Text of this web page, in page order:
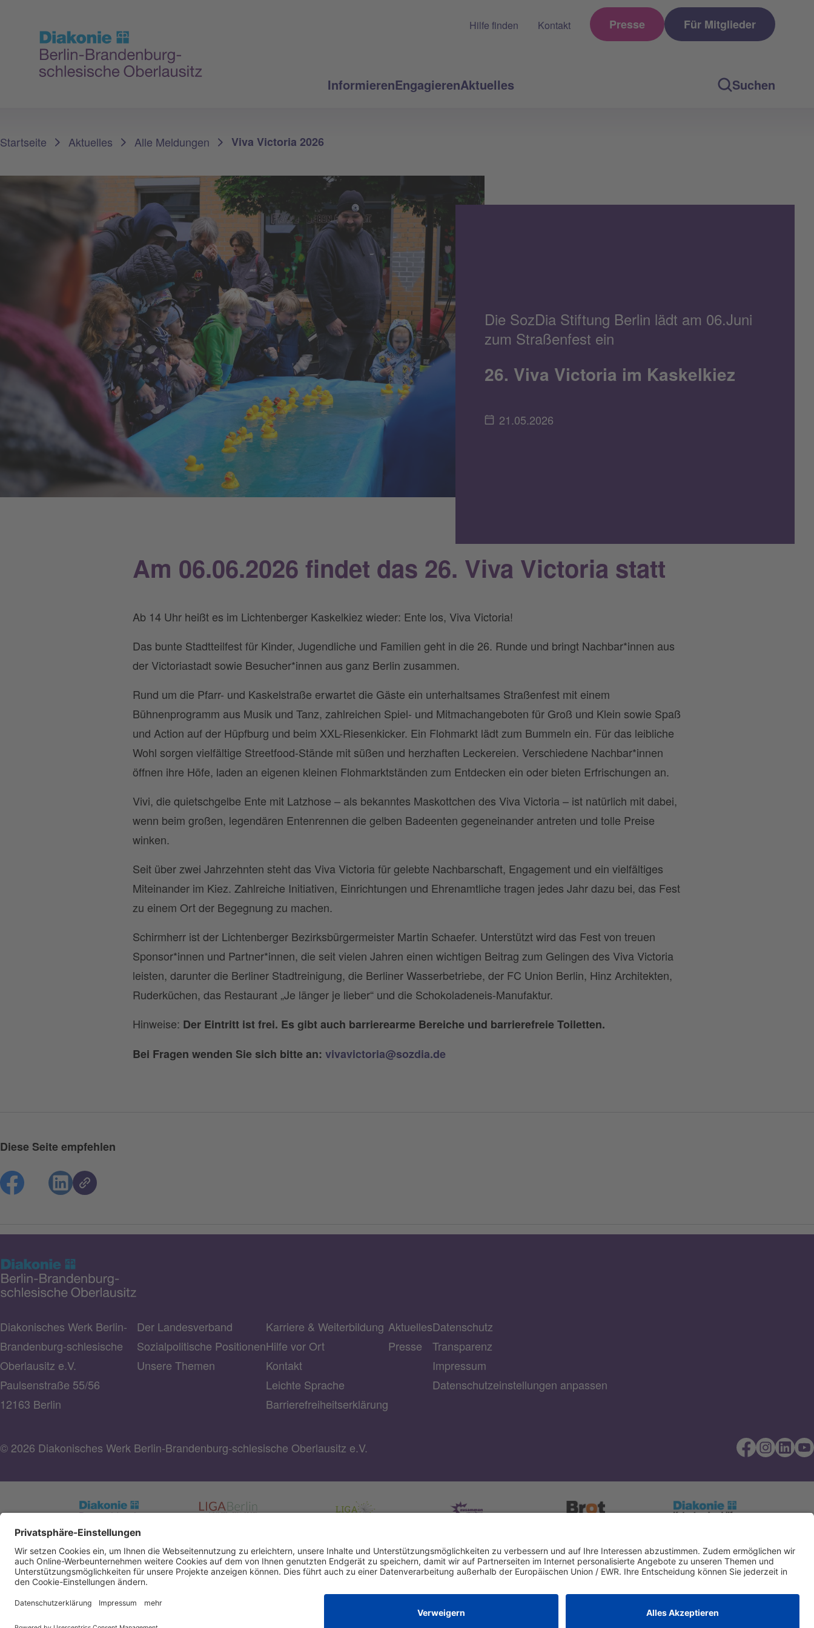
InformierenEngagierenAktuelles Suchen
Hilfe finden Kontakt Presse Für Mitglieder
Startseite Aktuelles Alle Meldungen Viva Victoria 2026
Die SozDia Stiftung Berlin lädt am 06.Juni
zum Straßenfest ein
26. Viva Victoria im Kaskelkiez
21.05.2026
Am 06.06.2026 findet das 26. Viva Victoria statt
Ab 14 Uhr heißt es im Lichtenberger Kaskelkiez wieder: Ente los, Viva Victoria!
Das bunte Stadtteilfest für Kinder, Jugendliche und Familien geht in die 26. Runde und bringt Nachbar*innen aus
der Victoriastadt sowie Besucher*innen aus ganz Berlin zusammen.
Rund um die Pfarr- und Kaskelstraße erwartet die Gäste ein unterhaltsames Straßenfest mit einem
Bühnenprogramm aus Musik und Tanz, zahlreichen Spiel- und Mitmachangeboten für Groß und Klein sowie Spaß
und Action auf der Hüpfburg und beim XXL-Riesenkicker. Ein Flohmarkt lädt zum Bummeln ein. Für das leibliche
Wohl sorgen vielfältige Streetfood-Stände mit süßen und herzhaften Leckereien. Verschiedene Nachbar*innen
öffnen ihre Höfe, laden an eigenen kleinen Flohmarktständen zum Entdecken ein oder bieten Erfrischungen an.
Vivi, die quietschgelbe Ente mit Latzhose – als bekanntes Maskottchen des Viva Victoria – ist natürlich mit dabei,
wenn beim großen, legendären Entenrennen die gelben Badeenten gegeneinander antreten und tolle Preise
winken.
Seit über zwei Jahrzehnten steht das Viva Victoria für gelebte Nachbarschaft, Engagement und ein vielfältiges
Miteinander im Kiez. Zahlreiche Initiativen, Einrichtungen und Ehrenamtliche tragen jedes Jahr dazu bei, das Fest
zu einem Ort der Begegnung zu machen.
Schirmherr ist der Lichtenberger Bezirksbürgermeister Martin Schaefer. Unterstützt wird das Fest von treuen
Sponsor*innen und Partner*innen, die seit vielen Jahren einen wichtigen Beitrag zum Gelingen des Viva Victoria
leisten, darunter die Berliner Stadtreinigung, die Berliner Wasserbetriebe, der FC Union Berlin, Hinz Architekten,
Ruderküchen, das Restaurant „Je länger je lieber“ und die Schokoladeneis-Manufaktur.
Hinweise: Der Eintritt ist frei. Es gibt auch barrierearme Bereiche und barrierefreie Toiletten.
Bei Fragen wenden Sie sich bitte an: vivavictoria@sozdia.de
Diese Seite empfehlen
Diakonisches Werk Berlin-
Brandenburg-schlesische
Oberlausitz e.V.
Paulsenstraße 55/56
12163 Berlin
Der Landesverband
Sozialpolitische Positionen
Unsere Themen
Karriere & Weiterbildung
Hilfe vor Ort
Kontakt
Leichte Sprache
Barrierefreiheitserklärung
Aktuelles
Presse
Datenschutz
Transparenz
Impressum
Datenschutzeinstellungen anpassen
© 2026 Diakonisches Werk Berlin-Brandenburg-schlesische Oberlausitz e.V.
Spendenkonto Diakonisches Werk Berlin-Brandenburg-
Bank für Sozialwirtschaft
IBAN: DE22 3702 0500 0003 2019 00
BIC: BFSWDE33XXX
IBAN kopieren Direkt Online